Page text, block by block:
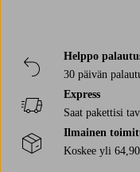
Helppo
30 päivän
Express
Saat pakettisi
Ilmainen
Koskee yli